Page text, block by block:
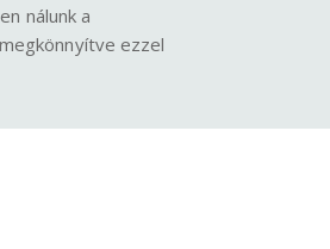
nálunk a
ezzel